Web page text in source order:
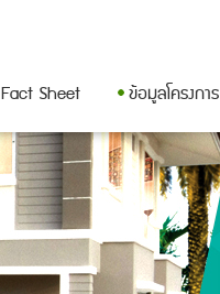
Fact Sheet ข้อมูลโครงการ